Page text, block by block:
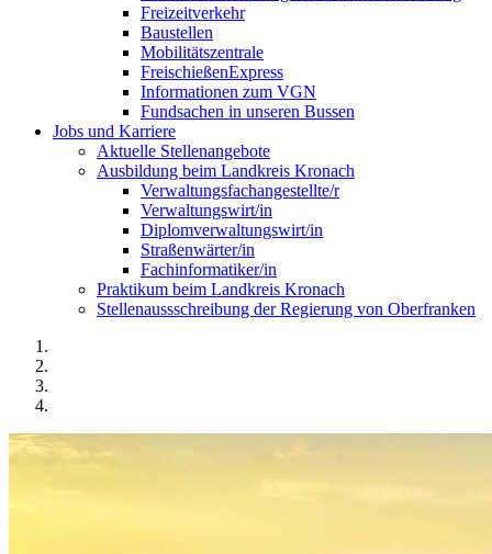
Freizeitverkehr
Baustellen
Mobilitätszentrale
FreischießenExpress
Informationen zum VGN
Fundsachen in unseren Bussen
Jobs und Karriere
Aktuelle Stellenangebote
Ausbildung beim Landkreis Kronach
Verwaltungsfachangestellte/r
Verwaltungswirt/in
Diplomverwaltungswirt/in
Straßenwärter/in
Fachinformatiker/in
Praktikum beim Landkreis Kronach
Stellenaussschreibung der Regierung von Oberfranken